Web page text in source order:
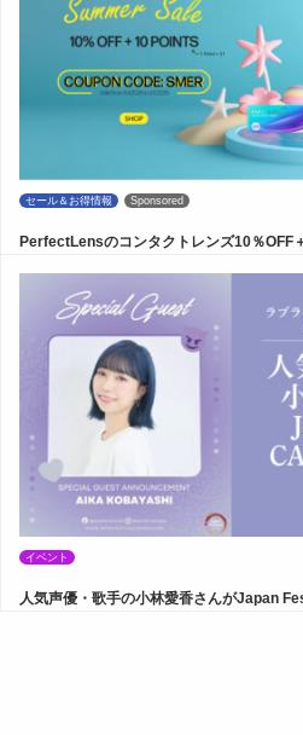
セール＆お得情報 Sponsored
PerfectLensのコンタクトレンズ10％OFF
イベント
人気声優・歌手の小林愛香さんがJapan